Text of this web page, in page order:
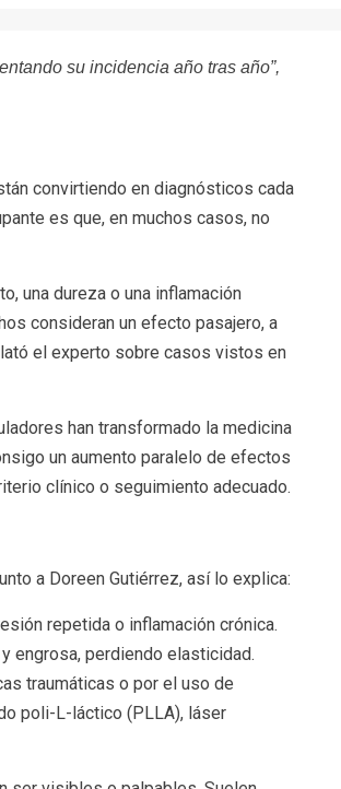
su incidencia año tras año”,
convirtiendo en diagnósticos cada
es que, en muchos casos, no
una dureza o una inflamación
consideran un efecto pasajero, a
el experto sobre casos vistos en
han transformado la medicina
un aumento paralelo de efectos
clínico o seguimiento adecuado.
a Doreen Gutiérrez, así lo explica:
repetida o inflamación crónica.
engrosa, perdiendo elasticidad.
traumáticas o por el uso de
poli-L-láctico (PLLA), láser